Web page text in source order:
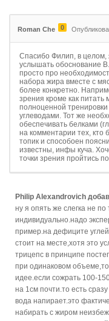
Roman Che 0
Спасибо Филип, в целом,
услышать обоснование
просто про
набора жира вместе с
более конкретно.
зрения кроме как питать
полноценной
углеводами. Тот же
обеспечивать белками
на комментарии тех, кто
топик и способоен
известны, инфы куча.
точки зрения пройтись
Philip Alexandrovich
ну я опять же слегка не
индивидуально.надо
пример.на дефиците
стоит на месте,хотя это
трицепс в принципе
при одинаковом
идее.если сожрать 100-
на 1см почти.то есть
вода напирает.это
набирать с жиром